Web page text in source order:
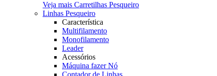
Veja mais Carretilhas Pesqueiro
Linhas Pesqueiro
Característica
Multifilamento
Monofilamento
Leader
Acessórios
Máquina fazer Nó
Contador de Linhas